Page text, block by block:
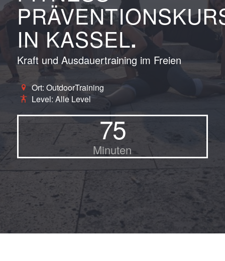
IN KASSEL.
Kraft und Ausdauertraining im Freien
Ort: OutdoorTraining
Level: Alle Level
75
Minuten